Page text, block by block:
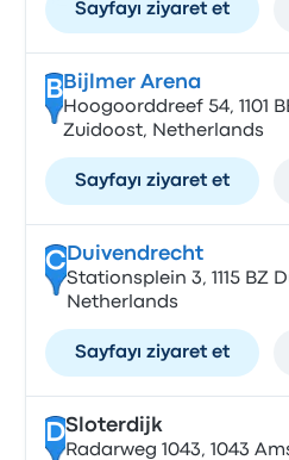
Sayfayı ziyaret et
B Bijlmer Arena
Hoogoorddreef 54, 1101
Zuidoost, Netherlands
Sayfayı ziyaret et
CDuivendrecht
Stationsplein 3, 1115 BZ
Netherlands
Sayfayı ziyaret et
DSloterdijk
Radarweg 1043, 1043